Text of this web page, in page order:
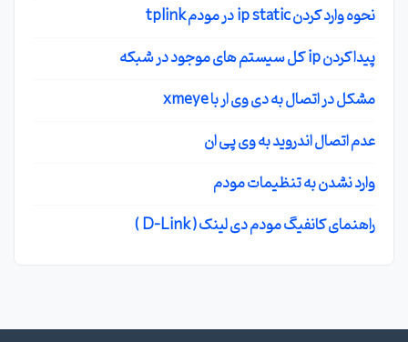
نحوه وارد کردن ip static در مودم tplink
پیدا کردن ip کل سیستم های موجود در شبکه
مشکل در اتصال به دی وی ار با xmeye
عدم اتصال اندروید به وی پی ان
وارد نشدن به تنظیمات مودم
راهنمای کانفیگ مودم دی لینک ( D-Link )